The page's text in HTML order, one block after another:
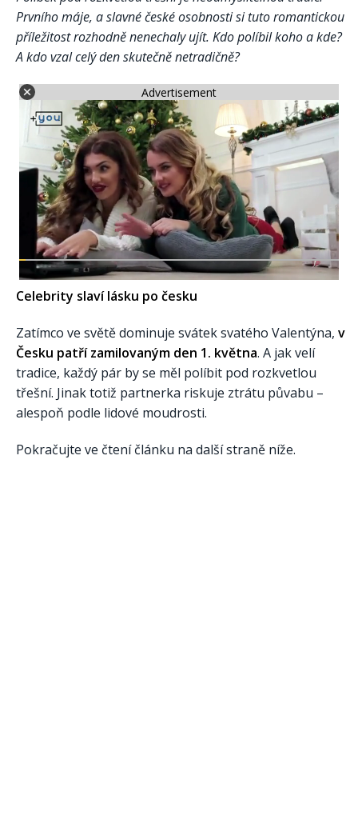
Prvního máje, a slavné české osobnosti si tuto romantickou
příležitost rozhodně nenechaly ujít. Kdo políbil koho a kde?
A kdo vzal celý den skutečně netradičně?
Advertisement
Celebrity slaví lásku po česku
Zatímco ve světě dominuje svátek svatého Valentýna, v
Česku patří zamilovaným den 1. května. A jak velí
tradice, každý pár by se měl políbit pod rozkvetlou
třešní. Jinak totiž partnerka riskuje ztrátu půvabu –
alespoň podle lidové moudrosti.
Pokračujte ve čtení článku na další straně níže.